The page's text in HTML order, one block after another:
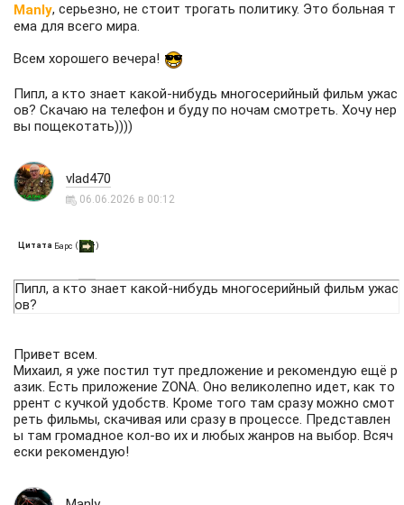
Manly, серьезно, не стоит трогать политику. Это больная т
ема для всего мира.
Всем хорошего вечера!
Пипл, а кто знает какой-нибудь многосерийный фильм ужас
ов? Скачаю на телефон и буду по ночам смотреть. Хочу нер
вы пощекотать))))
vlad470
06.06.2026 в 00:12
Цитата Барс ( )
Пипл, а кто знает какой-нибудь многосерийный фильм ужас
ов?
Привет всем.
Михаил, я уже постил тут предложение и рекомендую ещё р
азик. Есть приложение ZONA. Оно великолепно идет, как то
ррент с кучкой удобств. Кроме того там сразу можно смот
реть фильмы, скачивая или сразу в процессе. Представлен
ы там громадное кол-во их и любых жанров на выбор. Всяч
ески рекомендую!